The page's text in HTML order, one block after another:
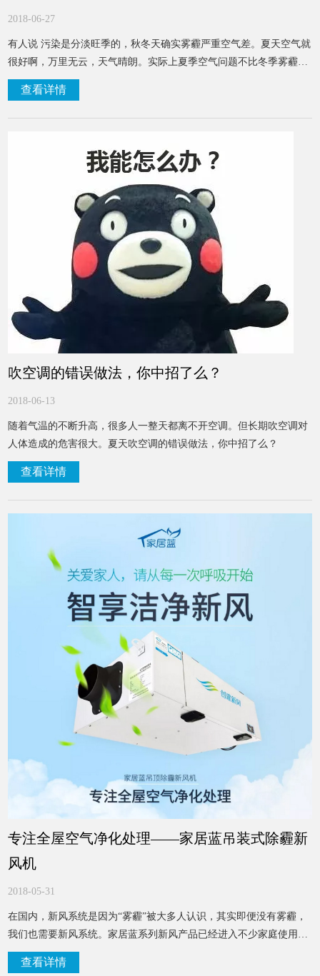
2018-06-27
有人说 污染是分淡旺季的，秋冬天确实雾霾严重空气差。夏天空气就
很好啊，万里无云，天气晴朗。实际上夏季空气问题不比冬季雾霾
少，甚至，室内空气污染可能达到高峰。
查看详情
吹空调的错误做法，你中招了么？
2018-06-13
随着气温的不断升高，很多人一整天都离不开空调。但长期吹空调对
人体造成的危害很大。夏天吹空调的错误做法，你中招了么？
查看详情
专注全屋空气净化处理——家居蓝吊装式除霾新
风机
2018-05-31
在国内，新风系统是因为“雾霾”被大多人认识，其实即便没有雾霾，
我们也需要新风系统。家居蓝系列新风产品已经进入不少家庭使用，
给他们带来了新鲜健康的空气。创建新风也在不断研发新品，满足更
多家庭使用需求。如果您的房子正待装修，不防了解下这款吊装式的
查看详情